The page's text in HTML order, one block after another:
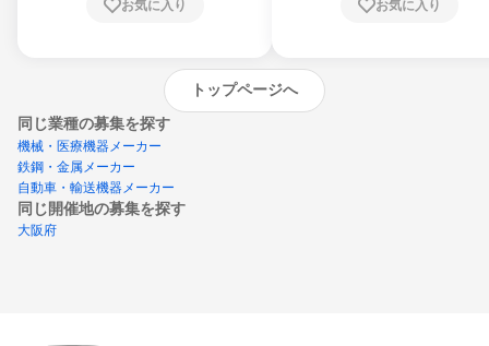
お気に入り お気に入り
トップページへ
同じ業種の募集を探す
機械・医療機器メーカー
鉄鋼・金属メーカー
自動車・輸送機器メーカー
同じ開催地の募集を探す
大阪府